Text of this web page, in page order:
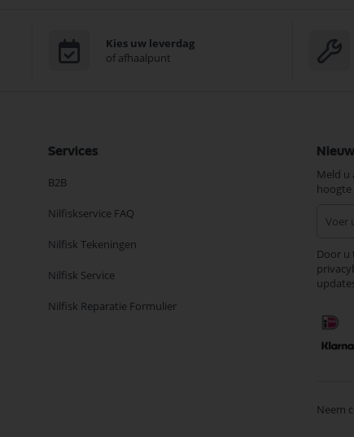
Kies uw leverdag
of afhaalpunt
Services
B2B
Nilfiskservice FAQ
Nilfisk Tekeningen
Nilfisk Service
Nilfisk Reparatie Formulier
Meld u
hoogte
onze
Door u
Neem